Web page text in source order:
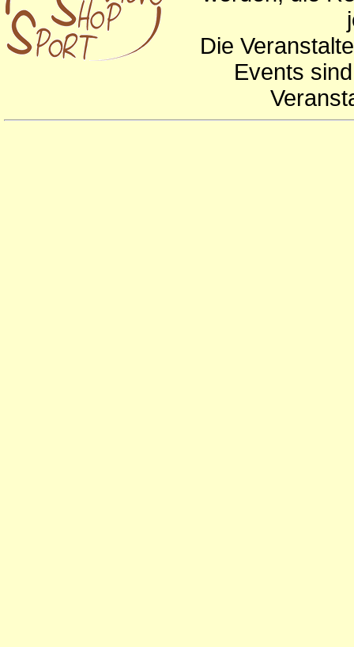
Die
Events